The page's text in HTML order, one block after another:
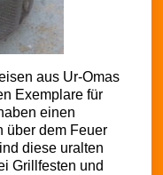
aus Ur-Omas
Exemplare für
einen
über dem Feuer
diese uralten
Grillfesten und